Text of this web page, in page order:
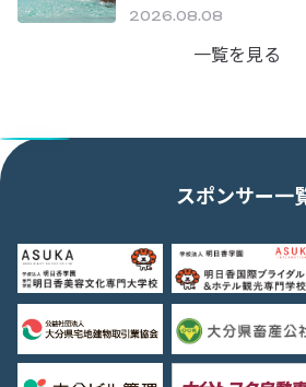
2026.08.08
一覧を見る
スポンサー一